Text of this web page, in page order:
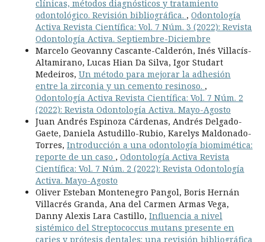
clínicas, métodos diagnósticos y tratamiento
odontológico. Revisión bibliográfica. , Odontología
Activa Revista Científica: Vol. 7 Núm. 3 (2022): Revista
Odontología Activa. Septiembre-Diciembre
Marcelo Geovanny Cascante-Calderón, Inés Villacís-
Altamirano, Lucas Hian Da Silva, Igor Studart
Medeiros, Un método para mejorar la adhesión
entre la zirconia y un cemento resinoso. ,
Odontología Activa Revista Científica: Vol. 7 Núm. 2
(2022): Revista Odontología Activa. Mayo-Agosto
Juan Andrés Espinoza Cárdenas, Andrés Delgado-
Gaete, Daniela Astudillo-Rubio, Karelys Maldonado-
Torres, Introducción a una odontología biomimética:
reporte de un caso , Odontología Activa Revista
Científica: Vol. 7 Núm. 2 (2022): Revista Odontología
Activa. Mayo-Agosto
Oliver Esteban Montenegro Pangol, Boris Hernán
Villacrés Granda, Ana del Carmen Armas Vega,
Danny Alexis Lara Castillo, Influencia a nivel
sistémico del Streptococcus mutans presente en
caries y prótesis dentales: una revisión bibliográfica